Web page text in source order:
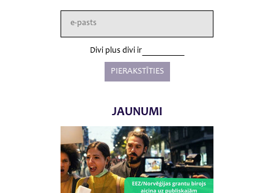
Divi plus divi ir
JAUNUMI